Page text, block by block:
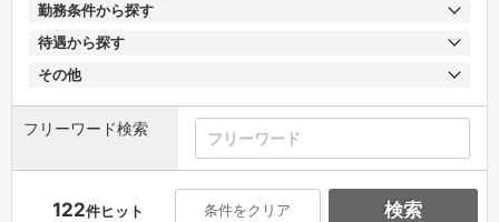
勤務条件から探す
待遇から探す
その他
フリーワード検索
122件ヒット 条件をクリア 検索